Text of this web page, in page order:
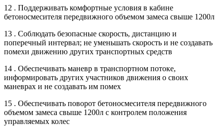
12 . Поддерживать комфортные условия в кабине
бетоносмесителя передвижного объемом замеса свыше 1200л
13 . Соблюдать безопасные скорость, дистанцию и
поперечный интервал; не уменьшать скорость и не создавать
помехи движению других транспортных средств
14 . Обеспечивать маневр в транспортном потоке,
информировать других участников движения о своих
маневрах и не создавать им помех
15 . Обеспечивать поворот бетоносмесителя передвижного
объемом замеса свыше 1200л с контролем положения
управляемых колес